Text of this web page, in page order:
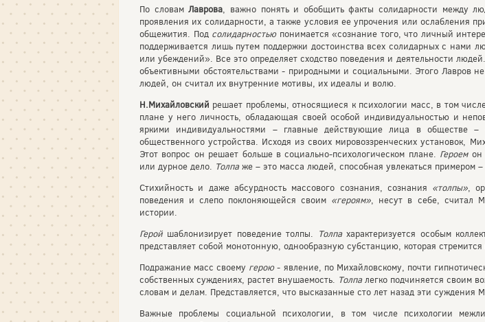
По словамЛаврова, важно понять и обобщить факты солидарности между
проявления их солидарности, а также условия ее упрочения или ослабления
общежития. Под солидарностьюпонимается «сознание того, что личный
поддерживается лишь путем поддержки достоинства всех солидарных с нами
или убеждений». Все это определяет сходство поведения и деятельности
объективными обстоятельствами - природными и социальными. Этого Лавров
людей, он считал их внутренние мотивы, их идеалы и волю.
Н.Михайловский решает проблемы, относящиеся к психологии масс, в том
плане у него личность, обладающая своей особой индивидуальностью и
яркими индивидуальностями – главные действующие лица в обществе
общественного устройства. Исходя из своих мировоззренческих установок,
Этот вопрос он решает больше в социально-психологическом плане. Героемон
или дурное дело. Толпаже – это масса людей, способная увлекаться примером
Стихийность и даже абсурдность массового сознания, сознания «толпы»,
поведения и слепо поклоняющейся своим «героям», несут в себе, считал
истории.
Герой шаблонизирует поведение толпы. Толпахарактеризуется особым
представляет собой монотонную, однообразную субстанцию, которая
Подражание масс своему герою- явление, по Михайловскому, почти
собственных суждениях, растет внушаемость. Толпалегко подчиняется своим
словам и делам. Представляется, что высказанные сто лет назад эти суждения
Важные проблемы социальной психологии, в том числе психологии